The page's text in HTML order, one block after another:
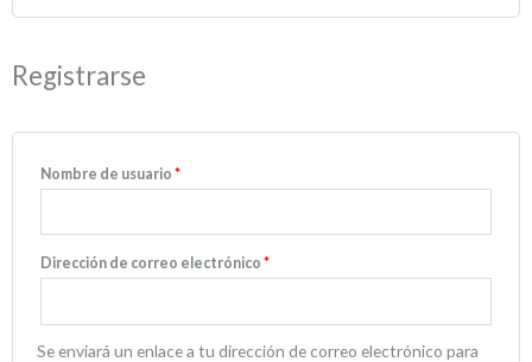
Registrarse
Nombre de usuario *
Dirección de correo electrónico *
Se enviará un enlace a tu dirección de correo electrónico para